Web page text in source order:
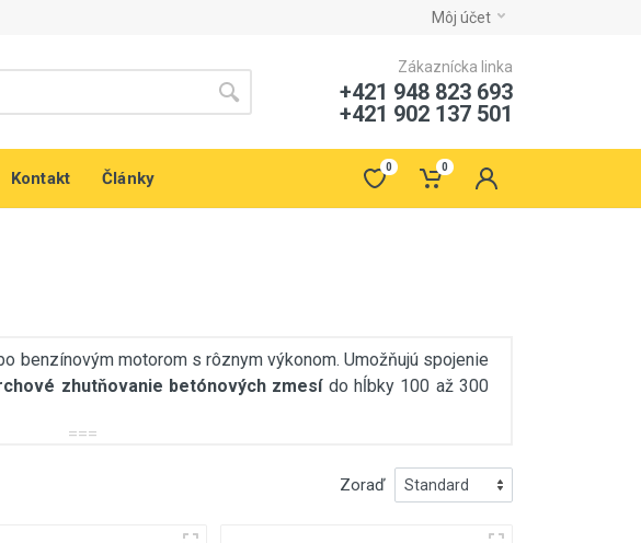
Môj účet
Zákaznícka linka
+421 948 823 693
+421 902 137 501
Kontakt Články
0 0
benzínovým motorom s rôznym výkonom. Umožňujú spojenie
zhutňovanie betónových zmesído hĺbky 100 až 300
===
Zoraď